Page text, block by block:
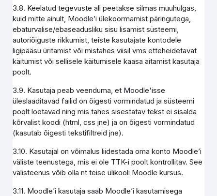
3.8. Keelatud tegevuste all peetakse silmas muuhulgas,
kuid mitte ainult, Moodle’i ülekoormamist päringutega,
ebaturvalise/ebaseadusliku sisu lisamist süsteemi,
autoriõiguste rikkumist, teiste kasutajate kontodele
ligipääsu üritamist või mistahes viisil vms etteheidetavat
käitumist või sellisele käitumisele kaasa aitamist kasutaja
poolt.
3.9. Kasutaja peab veenduma, et Moodle'isse
üleslaaditavad failid on õigesti vormindatud ja süsteemi
poolt loetavad ning mis tahes sisestatav tekst ei sisalda
kõrvalist koodi (html, css jne) ja on õigesti vormindatud
(kasutab õigesti tekstifiltreid jne).
3.10. Kasutajal on võimalus liidestada oma konto Moodle’i
väliste teenustega, mis ei ole TTK-i poolt kontrollitav. See
välisteenus võib olla nt teise ülikooli Moodle kursus.
3.11. Moodle’i kasutaja saab Moodle’i kasutamisega